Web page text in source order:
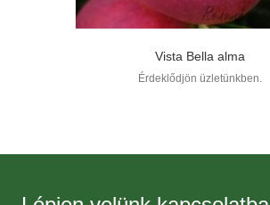
Vista Bella alma
Érdeklődjön üzletünkben.